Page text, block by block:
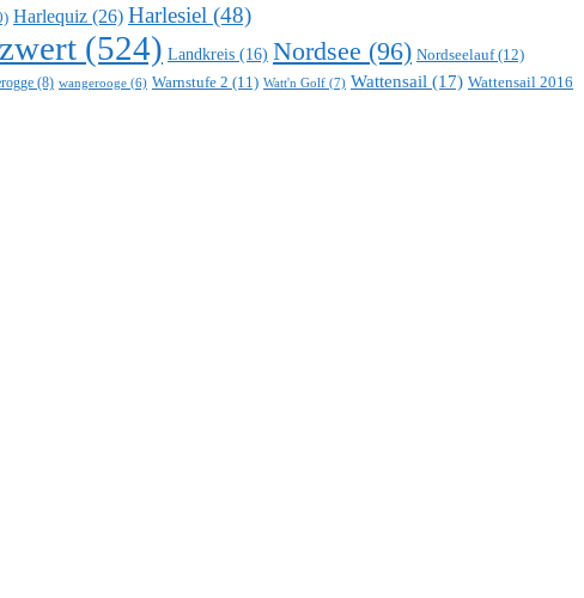
Harlequiz (26) Harlesiel (48)
(524) Landkreis (16) Nordsee (96) Nordseelauf(12)
(8) wangerooge (6) Warnstufe 2 (11) Watt'n Golf (7) Wattensail (17) Wattensail 2016